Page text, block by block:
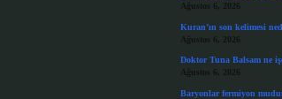
Ağustos 6, 2026
Kuran’ın son kelimesi
Ağustos 6, 2026
Doktor Tuna Balsam ne
Ağustos 6, 2026
Baryonlar fermiyon